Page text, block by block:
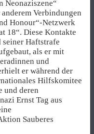
Neonaziszene“
Verbindungen
Honour“-Netzwerk
18“. Diese Kontakte
seiner Haftstrafe
als er mit
und
er während der
Hilfskomitee
und deren
Ernst Tag aus
Sauberes